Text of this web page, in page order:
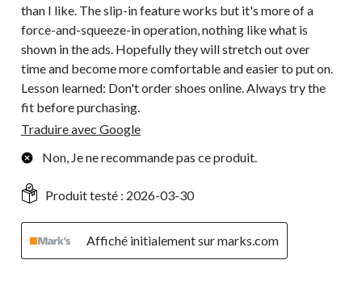
than I like. The slip-in feature works but it's more of a
force-and-squeeze-in operation, nothing like what is
shown in the ads. Hopefully they will stretch out over
time and become more comfortable and easier to put on.
Lesson learned: Don't order shoes online. Always try the
fit before purchasing.
Traduire avec Google
Non, Je ne recommande pas ce produit.
Produit testé : 2026-03-30
Affiché initialement sur marks.com